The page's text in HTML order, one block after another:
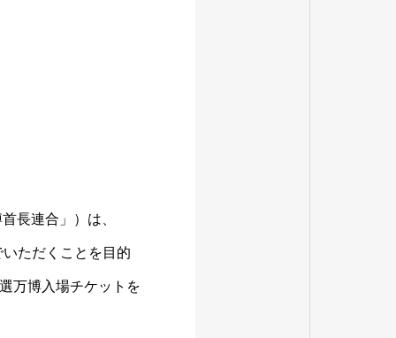
長連合」）は、
ただくことを目的
万博入場チケットを